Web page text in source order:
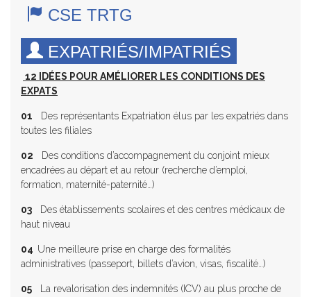
CSE TRTG
EXPATRIÉS/IMPATRIÉS
12
IDÉES POUR AMÉLIORER LES CONDITIONS DES
EXPATS
01 Des représentants Expatriation élus par les expatriés dans
toutes les filiales
02 Des conditions d’accompagnement du conjoint mieux
encadrées au départ et au retour (recherche d’emploi,
formation, maternité-paternité…)
03 Des établissements scolaires et des centres médicaux de
haut niveau
04 Une meilleure prise en charge des formalités
administratives (passeport, billets d’avion, visas, fiscalité…)
05 La revalorisation des indemnités (ICV) au plus proche de